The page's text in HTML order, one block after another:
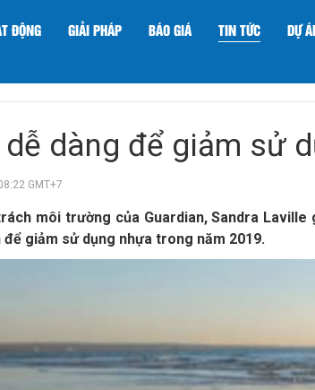
ĐỘNG GIẢI PHÁP BÁO GIÁ TIN TỨC
DỰ
dàng để giảm sử
GMT+7
môi trường của Guardian, Sandra
giảm sử dụng nhựa trong năm 2019.